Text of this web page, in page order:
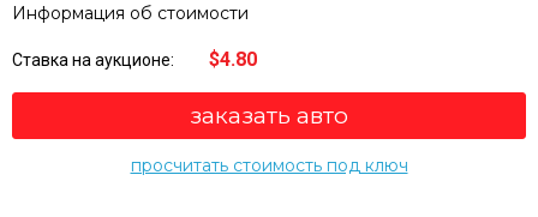
Информация об стоимости
Ставка на аукционе: $4.80
заказать авто
просчитать стоимость под ключ